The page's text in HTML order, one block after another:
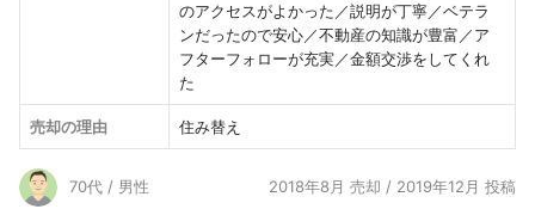
のアクセスがよかった／説明が丁寧／ベテラ
ンだったので安心／不動産の知識が豊富／ア
フターフォローが充実／金額交渉をしてくれ
た
売却の理由 住み替え
70代 / 男性 2018年8月 売却 / 2019年12月 投稿